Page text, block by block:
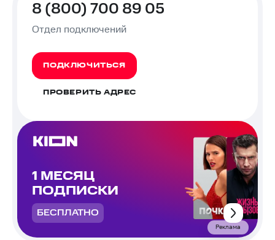
8 (800) 700 89 05
Отдел подключений
ПОДКЛЮЧИТЬСЯ
ПРОВЕРИТЬ АДРЕС
1 МЕСЯЦ
ПОДПИСКИ
БЕСПЛАТНО
Реклама